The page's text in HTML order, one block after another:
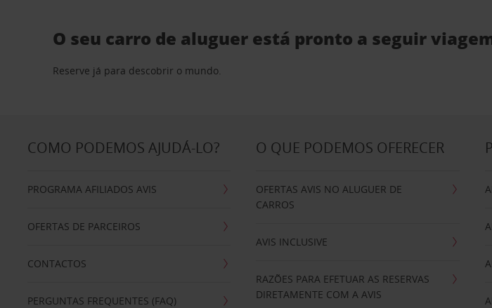
O seu carro de aluguer está pronto a seguir
Reserve já para descobrir o mundo.
COMO PODEMOS AJUDÁ-LO?
PROGRAMA AFILIADOS AVIS
OFERTAS DE PARCEIROS
CONTACTOS
PERGUNTAS FREQUENTES (FAQ)
O QUE PODEMOS OFERECER
OFERTAS AVIS NO ALUGUER DE
CARROS
AVIS INCLUSIVE
RAZÕES PARA EFETUAR AS RESERVAS
DIRETAMENTE COM A AVIS